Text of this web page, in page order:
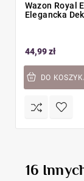
Wazon Royal
Elegancka
44,99 zł
DO
16